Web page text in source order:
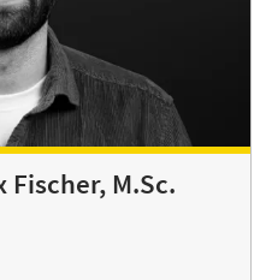
Fischer, M.Sc.